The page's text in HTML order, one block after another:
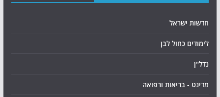
חדשות ישראל
לימודים כחול לבן
נדל"ן
מדינט - בריאות ורפואה